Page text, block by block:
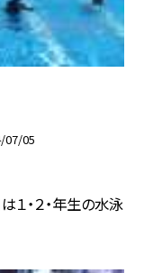
07/05
１・２・年生の水泳